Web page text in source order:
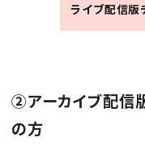
ライブ配信版
②アーカイブ配信
の方